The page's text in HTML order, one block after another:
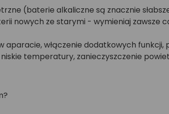
(baterie alkaliczne są znacznie
nowych ze starymi - wymieniaj zawsze
włączenie dodatkowych funkcji,
temperatury, zanieczyszczenie